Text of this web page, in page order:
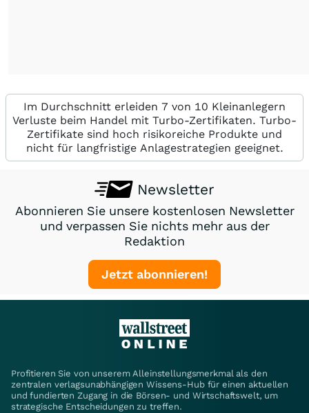
Im Durchschnitt erleiden 7 von 10 Kleinanlegern
Verluste beim Handel mit Turbo-Zertifikaten. Turbo-
Zertifikate sind hoch risikoreiche Produkte und
nicht für langfristige Anlagestrategien geeignet.
Newsletter
Abonnieren Sie unsere kostenlosen Newsletter
und verpassen Sie nichts mehr aus der
Redaktion
Jetzt abonnieren!
Profitieren Sie von unserem Alleinstellungsmerkmal als den
zentralen verlagsunabhängigen Wissens-Hub für einen aktuellen
und fundierten Zugang in die Börsen- und Wirtschaftswelt, um
strategische Entscheidungen zu treffen.